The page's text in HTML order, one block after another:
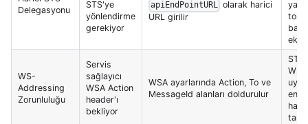
Delegasyonu
STS'ye
yönlendirme
gerekiyor
apiEndPointURL olarak harici
URL girilir
ekler
WS-
Addressing
Zorunluluğu
Servis
sağlayıcı
WSA Action
header'ı
bekliyor
WSA ayarlarında Action, To ve
MessageId alanları doldurulur